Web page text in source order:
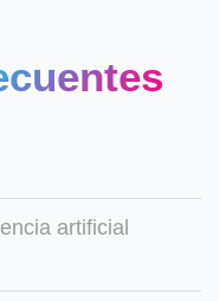
artificial